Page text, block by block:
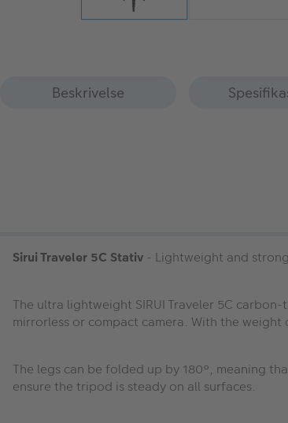
Beskrivelse
Sirui Traveler 5C Stativ - Lightweight and
The ultra lightweight SIRUI Traveler 5C
mirrorless or compact camera. With the
The legs can be folded up by 180°, meaning
ensure the tripod is steady on all surfaces.